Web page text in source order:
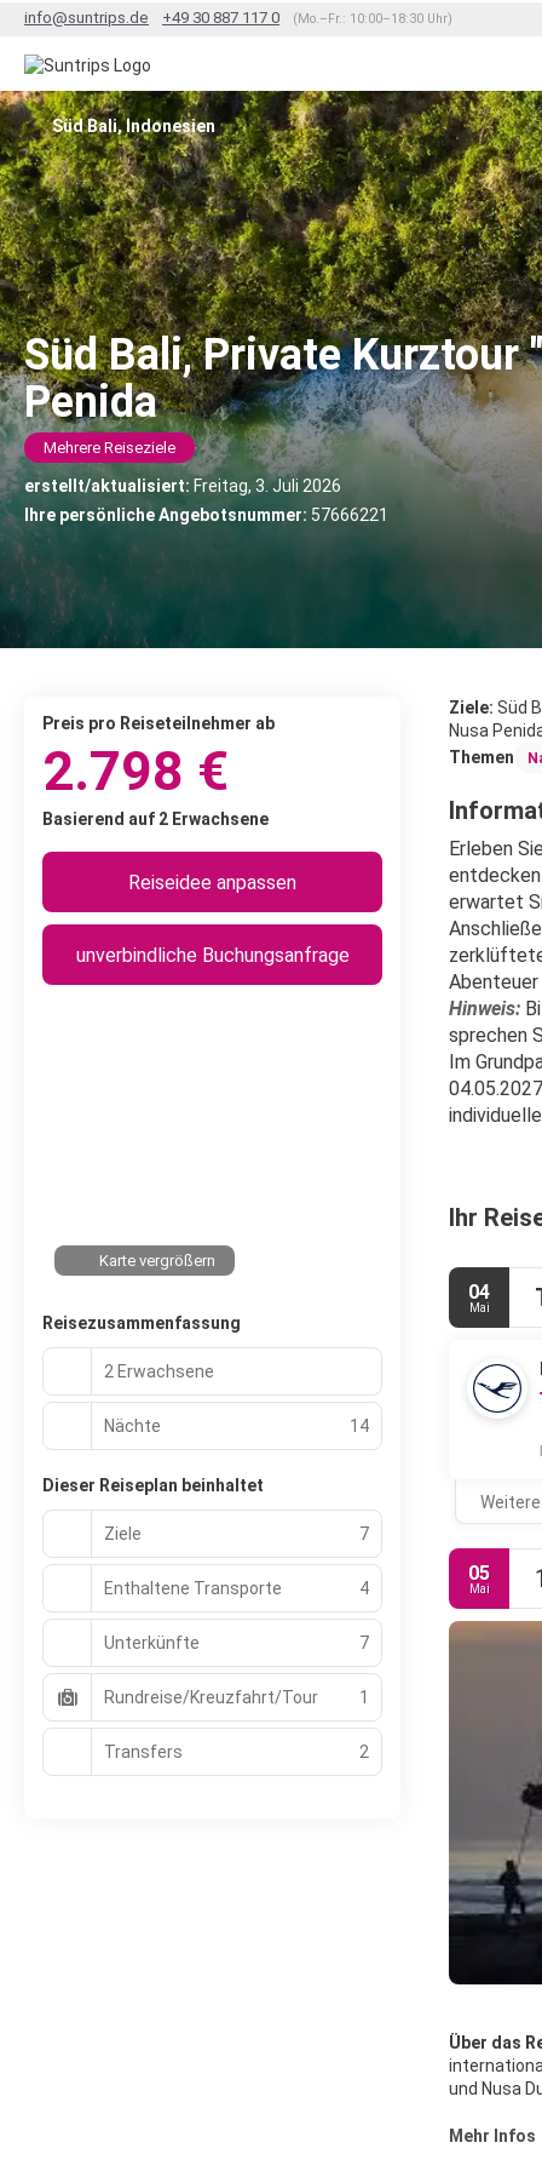
info@suntrips.de +49 30 887 117 0 (Mo.–Fr.: 10:00–18:30 Uhr)
Süd Bali, Private Kurztour
Penida
Mehrere Reiseziele
erstellt/aktualisiert: Freitag, 3. Juli 2026
Ihre persönliche Angebotsnummer: 57666221
Süd Bali, Indonesien
Ziele: Süd
Nusa
Themen
Erleben
entdecken
erwartet
Abenteuer
Hinweis:
sprechen
Im
Ihr
04
Mai
05
Mai
Über das
und Nusa
Südbalis.
Mehr Infos
Preis pro Reiseteilnehmer ab
2.798 €
Basierend auf 2 Erwachsene
Reiseidee anpassen
unverbindliche Buchungsanfrage
Karte vergrößern
Reisezusammenfassung
2 Erwachsene
Nächte 14
Dieser Reiseplan beinhaltet
Ziele 7
Enthaltene Transporte 4
Unterkünfte 7
Rundreise/Kreuzfahrt/Tour 1
Transfers 2